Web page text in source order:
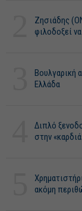
Ζησιάδης
φιλοδοξεί
Βουλγαρική
Ελλάδα
Διπλό
στην
ακόμη